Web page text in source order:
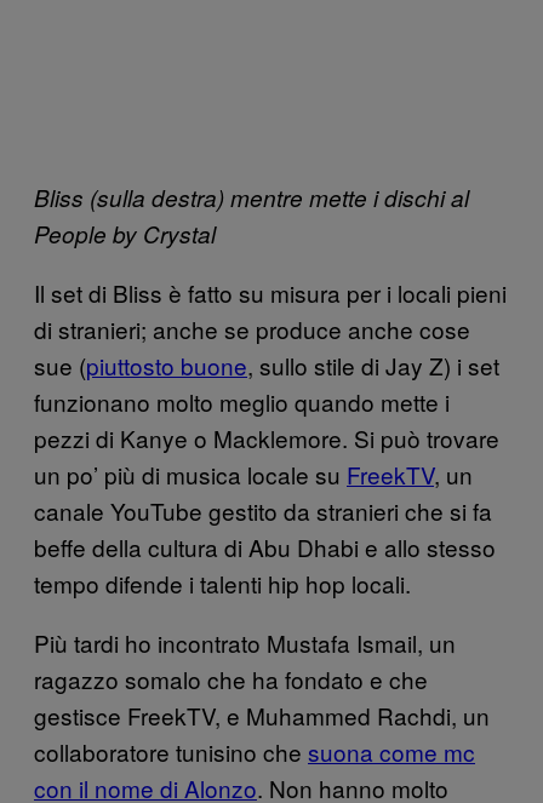
Bliss (sulla destra) mentre mette i dischi al
People by Crystal
Il set di Bliss è fatto su misura per i locali pieni
di stranieri; anche se produce anche cose
sue (piuttosto buone, sullo stile di Jay Z) i set
funzionano molto meglio quando mette i
pezzi di Kanye o Macklemore. Si può trovare
un po’ più di musica locale su FreekTV, un
canale YouTube gestito da stranieri che si fa
beffe della cultura di Abu Dhabi e allo stesso
tempo difende i talenti hip hop locali.
Più tardi ho incontrato Mustafa Ismail, un
ragazzo somalo che ha fondato e che
gestisce FreekTV, e Muhammed Rachdi, un
collaboratore tunisino che suona come mc
con il nome di Alonzo. Non hanno molto